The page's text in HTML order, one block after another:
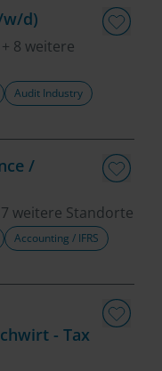
w/d)
+ 8 weitere
Audit Industry
/
weitere Standorte
Accounting / IFRS
- Tax